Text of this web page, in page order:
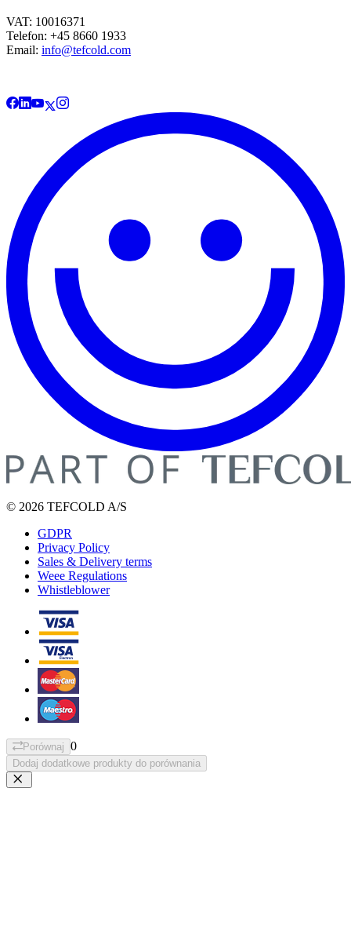
VAT: 10016371
Telefon: +45 8660 1933
Email: info@tefcold.com
© 2026 TEFCOLD A/S
GDPR
Privacy Policy
Sales & Delivery terms
Weee Regulations
Whistleblower
Porównaj 0
Dodaj dodatkowe produkty do porównania